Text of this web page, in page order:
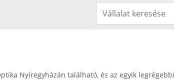
Nyíregyházán található, és az egyik